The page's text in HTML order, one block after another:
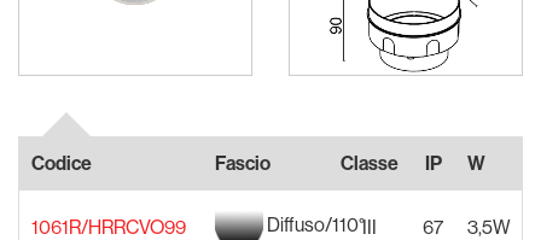
Codice Fascio Classe IP W
1061R/HRRCVO99 Diffuso/110°III 67 3,5W